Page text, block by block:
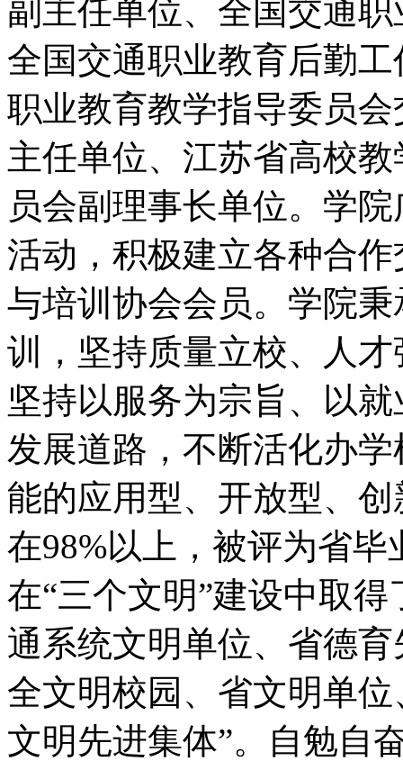
副主任单位、全国交通
全国交通职业教育后勤
职业教育教学指导委员
主任单位、江苏省高校
员会副理事长单位。学
活动，积极建立各种合
与培训协会会员。学院
训，坚持质量立校、人
坚持以服务为宗旨、以
发展道路，不断活化办
能的应用型、开放型、
在98%以上，被评为省
在“三个文明”建设中取
通系统文明单位、省德
全文明校园、省文明单
文明先进集体”。自勉自